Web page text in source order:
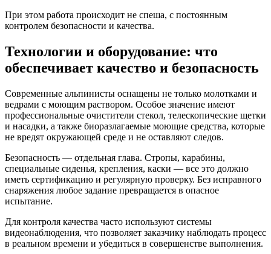
При этом работа происходит не спеша, с постоянным
контролем безопасности и качества.
Технологии и оборудование: что
обеспечивает качество и безопасность
Современные альпинисты оснащены не только молотками и
ведрами с моющим раствором. Особое значение имеют
профессиональные очистители стекол, телескопические щетки
и насадки, а также биоразлагаемые моющие средства, которые
не вредят окружающей среде и не оставляют следов.
Безопасность — отдельная глава. Стропы, карабины,
специальные сиденья, крепления, каски — все это должно
иметь сертификацию и регулярную проверку. Без исправного
снаряжения любое задание превращается в опасное
испытание.
Для контроля качества часто используют системы
видеонаблюдения, что позволяет заказчику наблюдать процесс
в реальном времени и убедиться в совершенстве выполнения.